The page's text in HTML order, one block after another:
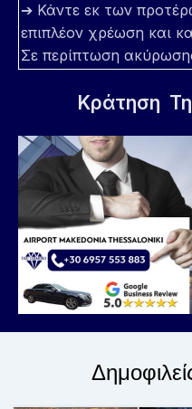
➔ Κάντε εκ των
επιπλέον χρέωση και
Σε περίπτωση
Κράτηση